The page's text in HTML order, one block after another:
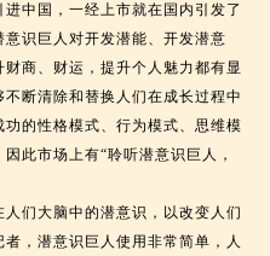
中国，一经上市就在国内引发了
识巨人对开发潜能、开发潜意
商、财运，提升个人魅力都有显
断清除和替换人们在成长过程中
的性格模式、行为模式、思维模
此市场上有“聆听潜意识巨人，
们大脑中的潜意识，以改变人们
，潜意识巨人使用非常简单，人